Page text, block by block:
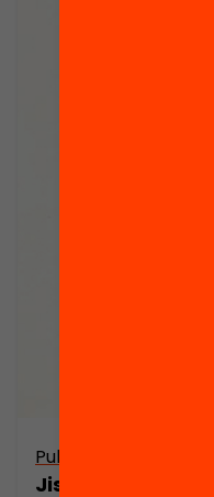
Publicació
Jish, Joves per a